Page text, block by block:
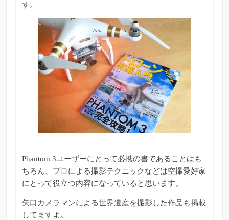
す。
Phantom 3ユーザーにとって必携の書であることはも
ちろん、プロによる撮影テクニックなどは空撮愛好家
にとって役立つ内容になっていると思います。
矢口カメラマンによる世界遺産を撮影した作品も掲載
してますよ。